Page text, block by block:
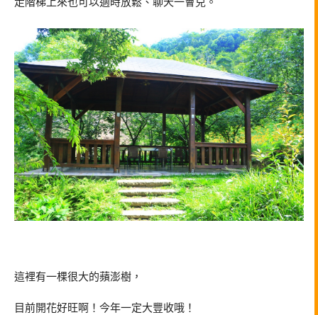
這裡有一棵很大的蘋澎樹，
目前開花好旺啊！今年一定大豐收哦！